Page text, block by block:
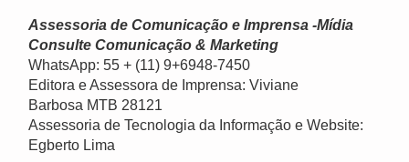
Assessoria de Comunicação e Imprensa -Mídia
Consulte Comunicação & Marketing
WhatsApp: 55 + (11) 9+6948-7450
Editora e Assessora de Imprensa: Viviane
Barbosa MTB 28121
Assessoria de Tecnologia da Informação e Website:
Egberto Lima